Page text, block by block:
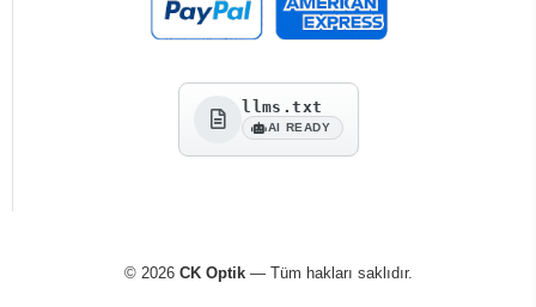
llms.txt
AI READY
© 2026 CK Optik— Tüm hakları saklıdır.